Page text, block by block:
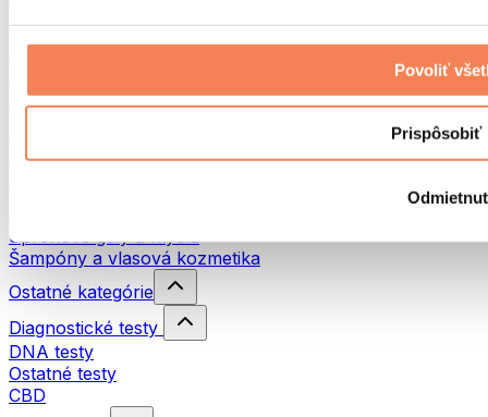
Povoliť
Prispôsobiť
Turistika
Vodné filtre a kanvice
Pracie prostriedky
Sprchové gély a mydlá
Šampóny a vlasová kozmetika
Ostatné kategórie
Diagnostické testy
DNA testy
Ostatné testy
CBD